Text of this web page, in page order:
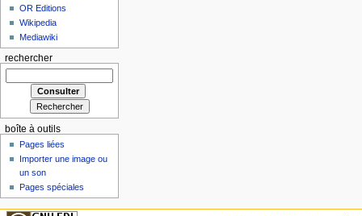
OR Editions
Wikipedia
Mediawiki
rechercher
boîte à outils
Pages liées
Importer une image ou
un son
Pages spéciales